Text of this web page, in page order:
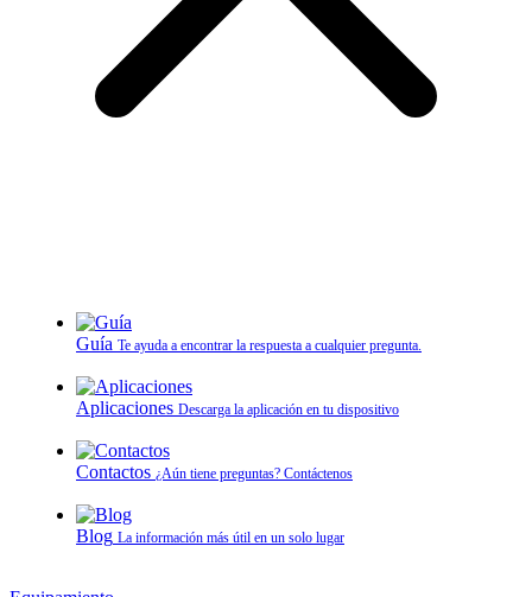
Guía Te ayuda a encontrar la respuesta a cualquier pregunta.
Aplicaciones Descarga la aplicación en tu dispositivo
Contactos ¿Aún tiene preguntas? Contáctenos
Blog La información más útil en un solo lugar